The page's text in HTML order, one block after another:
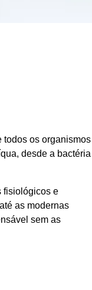
todos os organismos
desde a bactéria
fisiológicos e
as modernas
sem as